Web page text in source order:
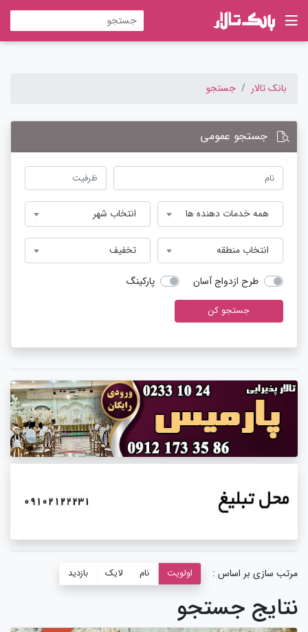
بانک تالار جستجو
جستجو عمومی
همه خدمات دهنده ها انتخاب شهر
انتخاب منطقه تخفیف
طرح ازدواج آسان پارکینگ
جستجو کن
مرتب سازی بر اساس : اولویت نام لایک بازدید
نتایج جستجو